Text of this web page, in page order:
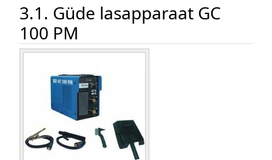
3.1. Güde lasapparaat GC
100 PM